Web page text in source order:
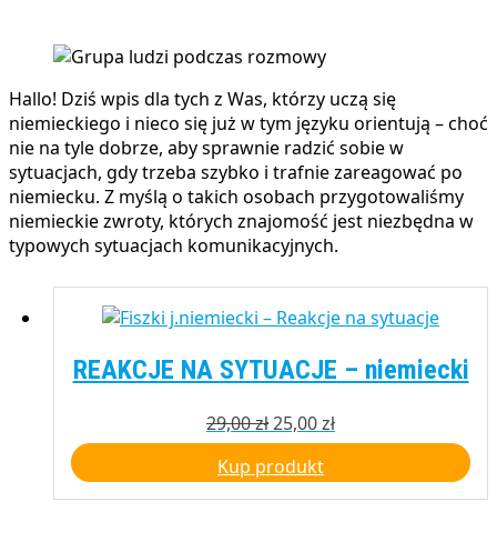
Hallo! Dziś wpis dla tych z Was, którzy uczą się
niemieckiego i nieco się już w tym języku orientują – choć
nie na tyle dobrze, aby sprawnie radzić sobie w
sytuacjach, gdy trzeba szybko i trafnie zareagować po
niemiecku. Z myślą o takich osobach przygotowaliśmy
niemieckie zwroty, których znajomość jest niezbędna w
typowych sytuacjach komunikacyjnych.
REAKCJE NA SYTUACJE – niemiecki
29,00zł Pierwotna
cena
wynosiła:
29,00 zł.
25,00złAktualna
cena
25,00 zł.
Kup produkt